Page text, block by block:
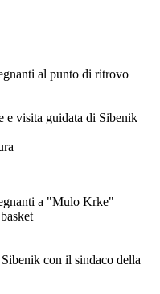
al punto di ritrovo
e visita guidata di Sibenik
a "Mulo Krke"
con il sindaco della